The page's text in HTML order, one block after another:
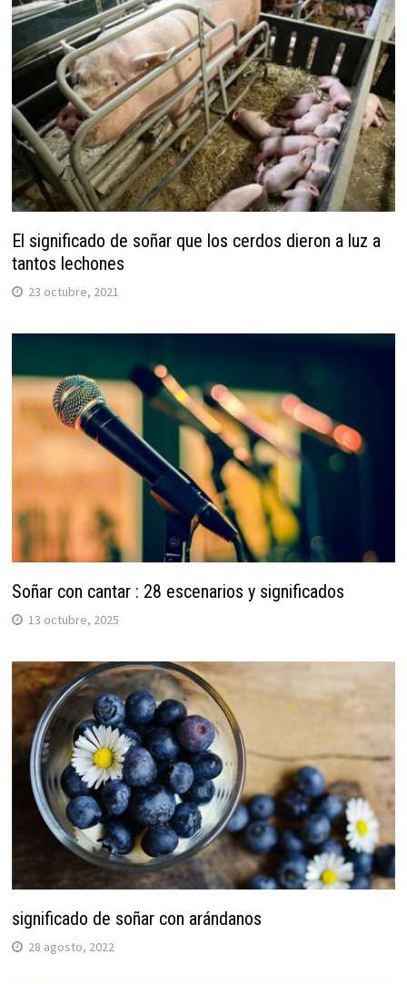
El significado de soñar que los cerdos dieron a luz a
tantos lechones
23 octubre, 2021
Soñar con cantar : 28 escenarios y significados
13 octubre, 2025
significado de soñar con arándanos
28 agosto, 2022